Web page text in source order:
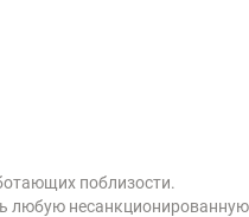
поблизости.
любую